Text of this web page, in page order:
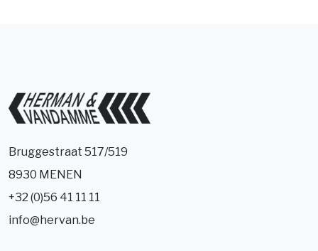
Bruggestraat 517/519
8930 MENEN
+32 (0)56 41 11 11
info@hervan.be